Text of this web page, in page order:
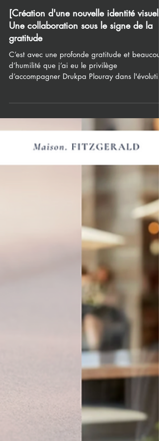
Clément Vigneron
17 avr.
[Création d'une nouvelle identité
Une collaboration sous le signe de la
gratitude
d’accompagner Drukpa Plouray dans l'évolution
de son identité visuelle. Le centre bouddhiste
Plouray est un lieu de méditation et de
transmission essentiel pour la Lignée Drukpa
Europe. Pouvoir contribuer à son rayonnement,
sous l’inspiration spirituelle de S.S. Gyalwang
été pour moi bien plus qu’un projet